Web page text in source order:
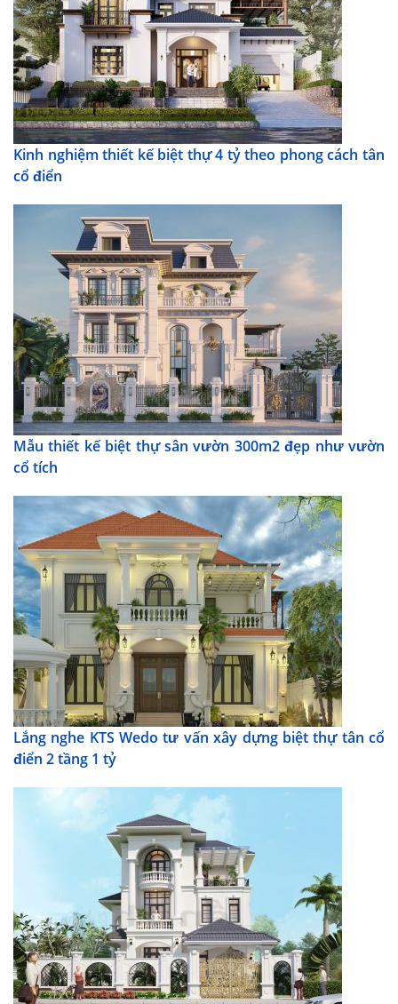
Kinh nghiệm thiết kế biệt thự 4 tỷ theo phong cách tân
cổ điển
Mẫu thiết kế biệt thự sân vườn 300m2 đẹp như vườn
cổ tích
Lắng nghe KTS Wedo tư vấn xây dựng biệt thự tân cổ
điển 2 tầng 1 tỷ